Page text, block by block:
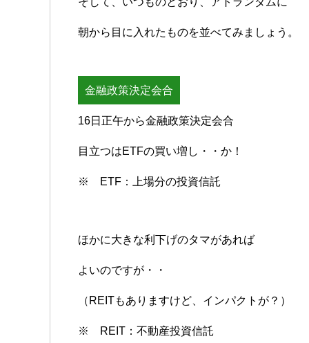
朝から目に入れたものを並べてみましょう。
金融政策決定会合
16日正午から金融政策決定会合
目立つはETFの買い増し・・か！
※ ETF：上場分の投資信託
ほかに大きな利下げのタマがあれば
よいのですが・・
（REITもありますけど、インパクトが？）
※ REIT：不動産投資信託